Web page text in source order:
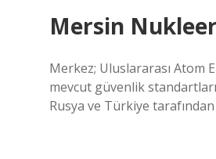
Mersin
Merkez; Uluslararası Atom
mevcut güvenlik
Rusya ve Türkiye